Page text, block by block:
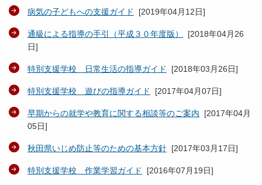
病気の子どもへの支援ガイド [2019年04月12日]
通級による指導の手引（平成３０年度版） [2018年04月26
日]
特別支援学校 日常生活の指導ガイド [2018年03月26日]
特別支援学校 遊びの指導ガイド [2017年04月07日]
早期からの就学や教育に関する相談等のご案内 [2017年04月
05日]
秋田県いじめ防止等のための基本方針 [2017年03月17日]
特別支援学校 作業学習ガイド [2016年07月19日]